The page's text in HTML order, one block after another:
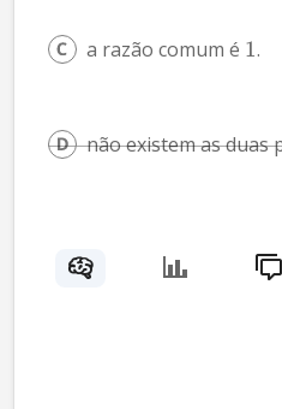
a razão comum é 1.
não existem as duas